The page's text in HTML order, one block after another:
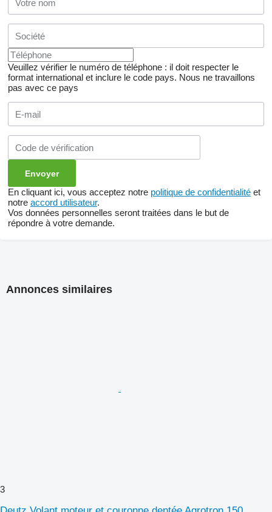
Veuillez vérifier le numéro de téléphone : il doit respecter le
format international et inclure le code pays. Nous ne travaillons
pas avec ce pays
En cliquant ici, vous acceptez notre politique de confidentialité et
notre accord utilisateur.
Vos données personnelles seront traitées dans le but de
répondre à votre demande.
Annonces similaires
3